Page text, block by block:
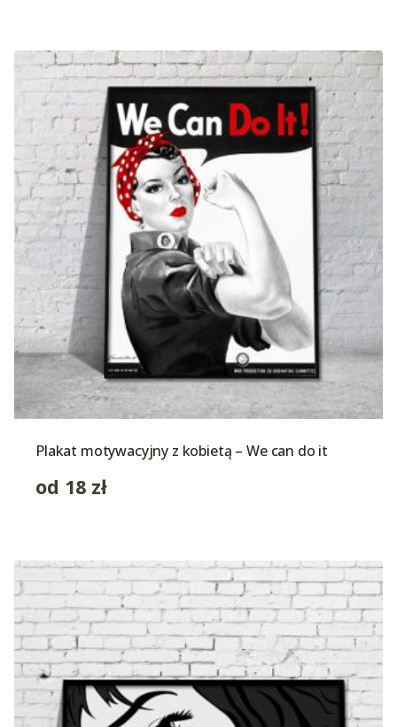
Plakat motywacyjny z kobietą – We can do it
od 18 zł